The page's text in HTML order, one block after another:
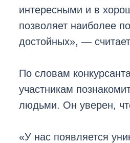
интересными и в
позволяет наиболее
достойных», —
По словам
участникам
людьми. Он уверен,
«У нас появляется